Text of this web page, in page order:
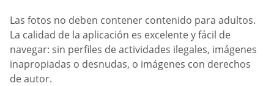
Las fotos no deben contener contenido para adultos.
La calidad de la aplicación es excelente y fácil de
navegar: sin perfiles de actividades ilegales, imágenes
inapropiadas o desnudas, o imágenes con derechos
de autor.